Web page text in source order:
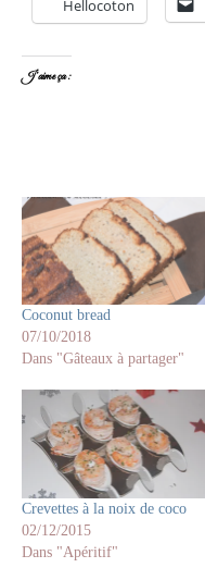
Hellocoton
J’aime ça :
Coconut bread
07/10/2018
Dans "Gâteaux à partager"
Crevettes à la noix de coco
02/12/2015
Dans "Apéritif"